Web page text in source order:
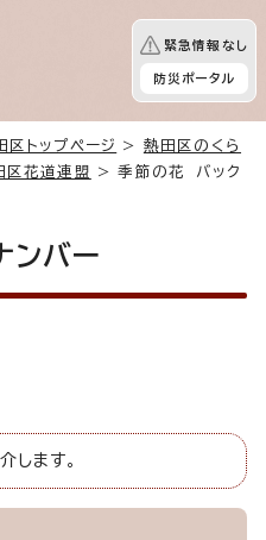
緊急情報なし
防災ポータル
区トップページ > 熱田区のくら
区花道連盟
> 季節の花 バック
ンバー
します。